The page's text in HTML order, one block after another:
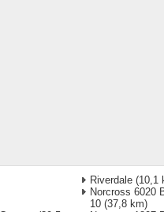
Riverdale (10,1
Norcross 6020
10 (37,8 km)